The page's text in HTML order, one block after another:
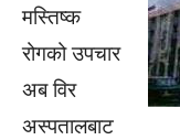
मस्तिष्क
रोगको उपचार
अब विर
अस्पतालबाट